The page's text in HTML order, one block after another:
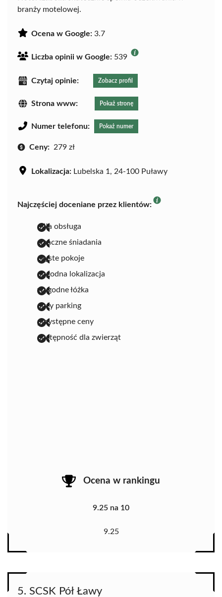
branży motelowej.
Ocena w Google: 3.7
Liczba opinii w Google: 539
Czytaj opinie: Zobacz profil
Strona www: Pokaż stronę
Numer telefonu: Pokaż numer
Ceny: 279 zł
Lokalizacja: Lubelska 1, 24-100 Puławy
Najczęściej doceniane przez klientów:
miła obsługa
smaczne śniadania
czyste pokoje
dogodna lokalizacja
wygodne łóżka
duży parking
przystępne ceny
dostępność dla zwierząt
Ocena w rankingu
9.25 na 10
9.25
5. SCSK Pół Ławy